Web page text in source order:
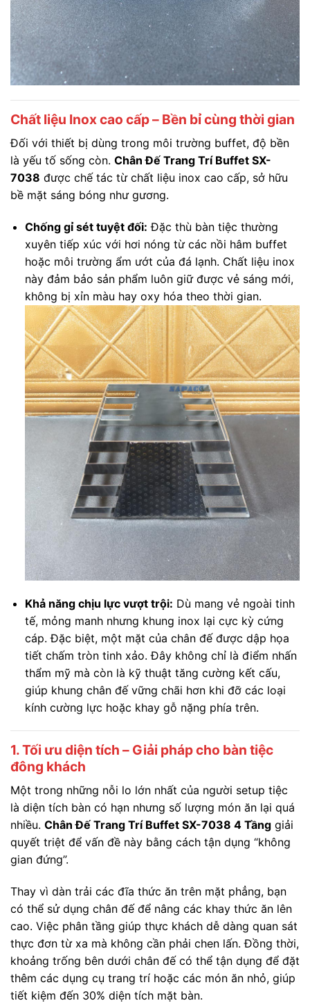
Chất liệu Inox cao cấp – Bền bỉ cùng thời gian
Đối với thiết bị dùng trong môi trường buffet, độ bền
là yếu tố sống còn. Chân Đế Trang Trí Buffet SX-
7038 được chế tác từ chất liệu inox cao cấp, sở hữu
bề mặt sáng bóng như gương.
Chống gỉ sét tuyệt đối: Đặc thù bàn tiệc thường
xuyên tiếp xúc với hơi nóng từ các nồi hâm buffet
hoặc môi trường ẩm ướt của đá lạnh. Chất liệu inox
này đảm bảo sản phẩm luôn giữ được vẻ sáng mới,
không bị xỉn màu hay oxy hóa theo thời gian.
Khả năng chịu lực vượt trội: Dù mang vẻ ngoài tinh
tế, mỏng manh nhưng khung inox lại cực kỳ cứng
cáp. Đặc biệt, một mặt của chân đế được dập họa
tiết chấm tròn tinh xảo. Đây không chỉ là điểm nhấn
thẩm mỹ mà còn là kỹ thuật tăng cường kết cấu,
giúp khung chân đế vững chãi hơn khi đỡ các loại
kính cường lực hoặc khay gỗ nặng phía trên.
1. Tối ưu diện tích – Giải pháp cho bàn tiệc
đông khách
Một trong những nỗi lo lớn nhất của người setup tiệc
là diện tích bàn có hạn nhưng số lượng món ăn lại quá
nhiều. Chân Đế Trang Trí Buffet SX-7038 4 Tầng giải
quyết triệt để vấn đề này bằng cách tận dụng “không
gian đứng”.
Thay vì dàn trải các đĩa thức ăn trên mặt phẳng, bạn
có thể sử dụng chân đế để nâng các khay thức ăn lên
cao. Việc phân tầng giúp thực khách dễ dàng quan sát
thực đơn từ xa mà không cần phải chen lấn. Đồng thời,
khoảng trống bên dưới chân đế có thể tận dụng để đặt
thêm các dụng cụ trang trí hoặc các món ăn nhỏ, giúp
tiết kiệm đến 30% diện tích mặt bàn.